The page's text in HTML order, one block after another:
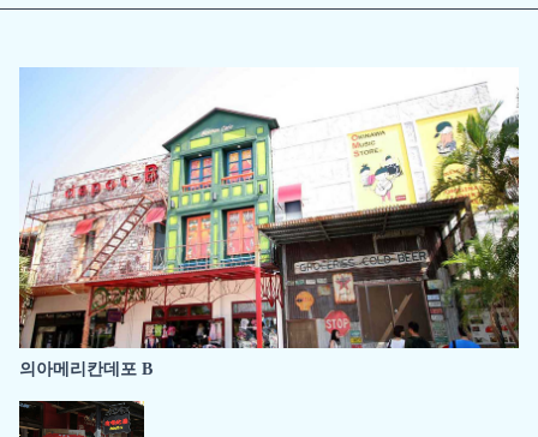
의아메리칸데포 B